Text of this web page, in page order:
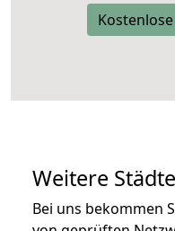
Weitere
Bei uns bekommen